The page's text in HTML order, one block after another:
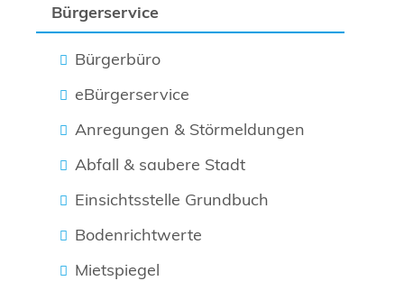
Bürgerservice
Bürgerbüro
eBürgerservice
Anregungen & Störmeldungen
Abfall & saubere Stadt
Einsichtsstelle Grundbuch
Bodenrichtwerte
Mietspiegel